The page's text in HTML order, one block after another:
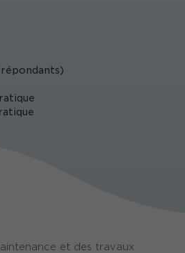
répondants)
et des travaux